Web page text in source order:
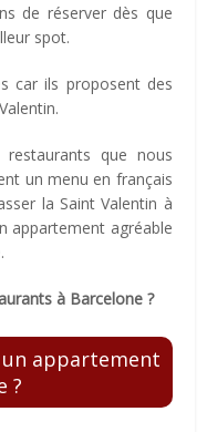
de réserver dès que
spot.
car ils proposent des
que nous
un menu en français
la Saint Valentin à
appartement agréable
à Barcelone ?
un appartement
?